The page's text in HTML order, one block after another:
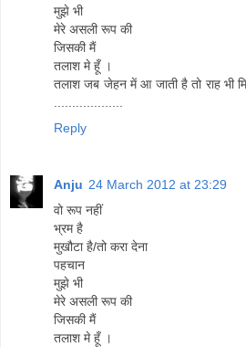
मुझे भी
मेरे असली रूप की
जिसकी मैं
तलाश मे हूँ ।
तलाश जब जेहन में आ जाती है तो राह भी
Reply
Anju 24 March 2012 at 23:29
वो रूप नहीं
भ्रम है
मुखौटा है/तो करा देना
पहचान
मुझे भी
मेरे असली रूप की
जिसकी मैं
तलाश मे हूँ ।